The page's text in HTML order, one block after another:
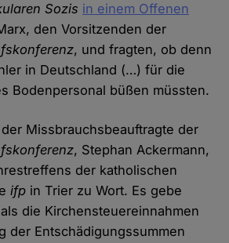
Sozis in einem Offenen
den Vorsitzenden der
, und fragten, ob denn
in Deutschland (…) für die
Bodenpersonal büßen müssten.
Missbrauchsbeauftragte der
, Stephan Ackermann,
der katholischen
ifp in Trier zu Wort. Es gebe
die Kirchensteuereinnahmen
der Entschädigungssummen